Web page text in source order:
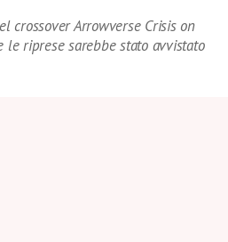
crossover Arrowverse Crisis on
riprese sarebbe stato avvistato